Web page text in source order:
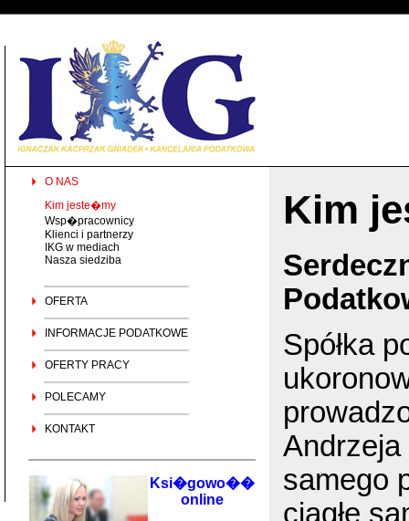
O NAS
Kim jeste�my
Wsp�pracownicy
Klienci i partnerzy
IKG w mediach
Nasza siedziba
OFERTA
INFORMACJE PODATKOWE
OFERTY PRACY
POLECAMY
KONTAKT
Ksi�gowo��
online
Kim
Spółka
Andrzeja
samego
ciągłe